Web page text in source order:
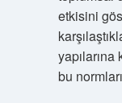
etkisini
bu